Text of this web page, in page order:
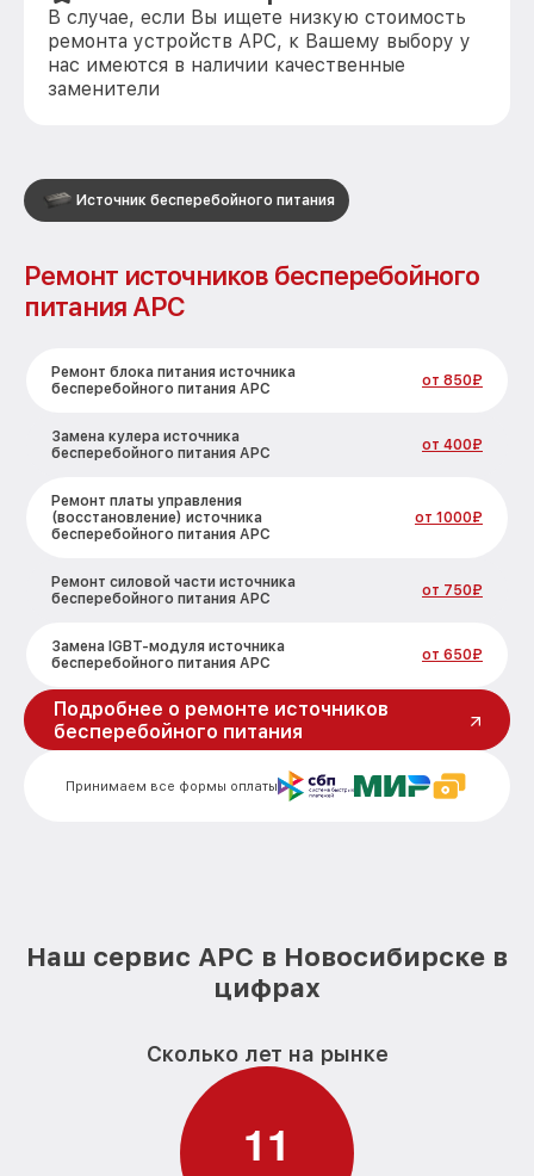
В случае, если Вы ищете низкую стоимость
ремонта устройств APC, к Вашему выбору у
нас имеются в наличии качественные
заменители
Источник бесперебойного питания
Ремонт источников бесперебойного
питания APC
Ремонт блока питания источника
бесперебойного питания APC
от 850₽
Замена кулера источника
бесперебойного питания APC
от 400₽
Ремонт платы управления
(восстановление) источника
бесперебойного питания APC
от 1000₽
Ремонт силовой части источника
бесперебойного питания APC
от 750₽
Замена IGBT-модуля источника
бесперебойного питания APC
от 650₽
Принимаем все формы оплаты
Подробнее о ремонте источников
бесперебойного питания
Наш сервис APC в Новосибирске в
цифрах
Сколько лет на рынке
11